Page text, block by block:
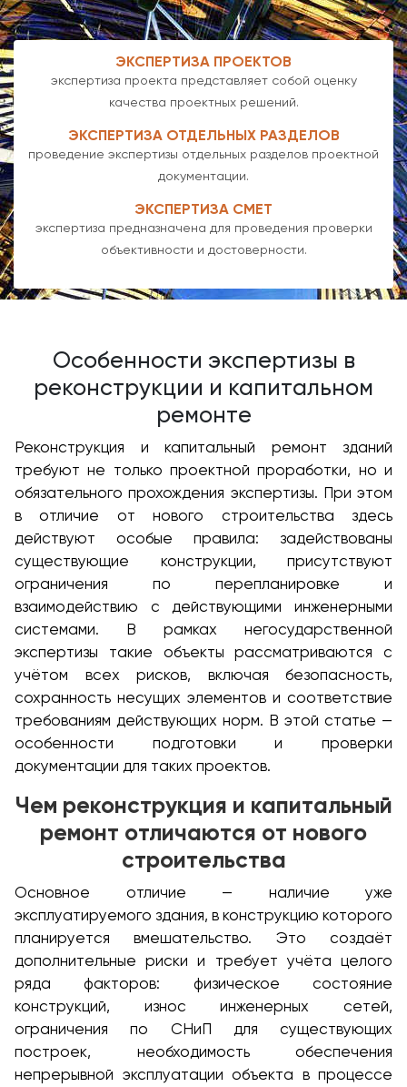
ЭКСПЕРТИЗА ПРОЕКТОВ
экспертиза проекта представляет собой оценку
качества проектных решений.
ЭКСПЕРТИЗА ОТДЕЛЬНЫХ РАЗДЕЛОВ
проведение экспертизы отдельных разделов проектной
документации.
ЭКСПЕРТИЗА СМЕТ
экспертиза предназначена для проведения проверки
объективности и достоверности.
Особенности экспертизы в
реконструкции и капитальном
ремонте
Реконструкция и капитальный ремонт зданий
требуют не только проектной проработки, но и
обязательного прохождения экспертизы. При этом
в отличие от нового строительства здесь
действуют особые правила: задействованы
существующие конструкции, присутствуют
ограничения по перепланировке и
взаимодействию с действующими инженерными
системами. В рамках негосударственной
экспертизы такие объекты рассматриваются с
учётом всех рисков, включая безопасность,
сохранность несущих элементов и соответствие
требованиям действующих норм. В этой статье —
особенности подготовки и проверки
документации для таких проектов.
Чем реконструкция и капитальный
ремонт отличаются от нового
строительства
Основное отличие — наличие уже
эксплуатируемого здания, в конструкцию которого
планируется вмешательство. Это создаёт
дополнительные риски и требует учёта целого
ряда факторов: физическое состояние
конструкций, износ инженерных сетей,
ограничения по СНиП для существующих
построек, необходимость обеспечения
непрерывной эксплуатации объекта в процессе